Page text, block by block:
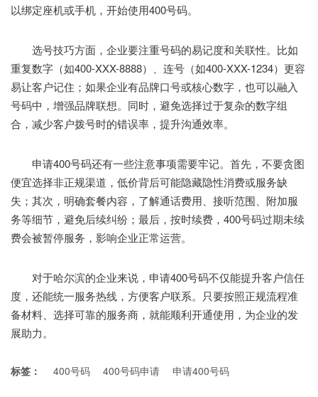
以绑定座机或手机，开始使用400号码。
选号技巧方面，企业要注重号码的易记度和关联性。比如
重复数字（如400-XXX-8888）、连号（如400-XXX-1234）更容
易让客户记住；如果企业有品牌口号或核心数字，也可以融入
号码中，增强品牌联想。同时，避免选择过于复杂的数字组
合，减少客户拨号时的错误率，提升沟通效率。
申请400号码还有一些注意事项需要牢记。首先，不要贪图
便宜选择非正规渠道，低价背后可能隐藏隐性消费或服务缺
失；其次，明确套餐内容，了解通话费用、接听范围、附加服
务等细节，避免后续纠纷；最后，按时续费，400号码过期未续
费会被暂停服务，影响企业正常运营。
对于哈尔滨的企业来说，申请400号码不仅能提升客户信任
度，还能统一服务热线，方便客户联系。只要按照正规流程准
备材料、选择可靠的服务商，就能顺利开通使用，为企业的发
展助力。
标签： 400号码 400号码申请 申请400号码